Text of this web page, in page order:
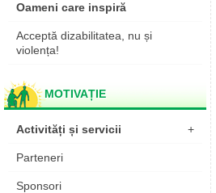
Oameni care inspiră
Acceptă dizabilitatea, nu și
violența!
MOTIVAȚIE
Activități și servicii +
Parteneri
Sponsori